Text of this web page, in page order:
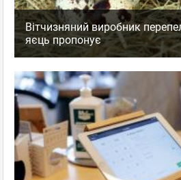
Вітчизняний виробник
яєць пропонує